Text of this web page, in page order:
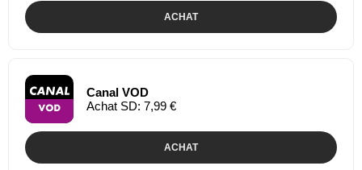
ACHAT
Canal VOD
Achat SD: 7,99 €
ACHAT